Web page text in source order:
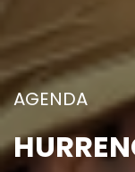
ARGAZKIAK